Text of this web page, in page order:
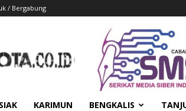
/ Bergabung
SIAK KARIMUN BENGKALIS